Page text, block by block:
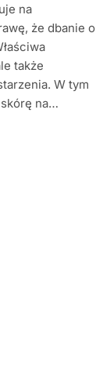
na
że dbanie o
także
W tym
na…